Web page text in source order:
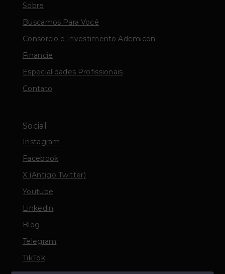
Sobre
Buscamos Para Você
Consórcio e Investimento Ademicon
Financie
Especialidades Profissionais
Contato
Social
Instagram
Facebook
X (Antigo Twitter)
Youtube
Linkedin
Blog
Telegram
TikTok